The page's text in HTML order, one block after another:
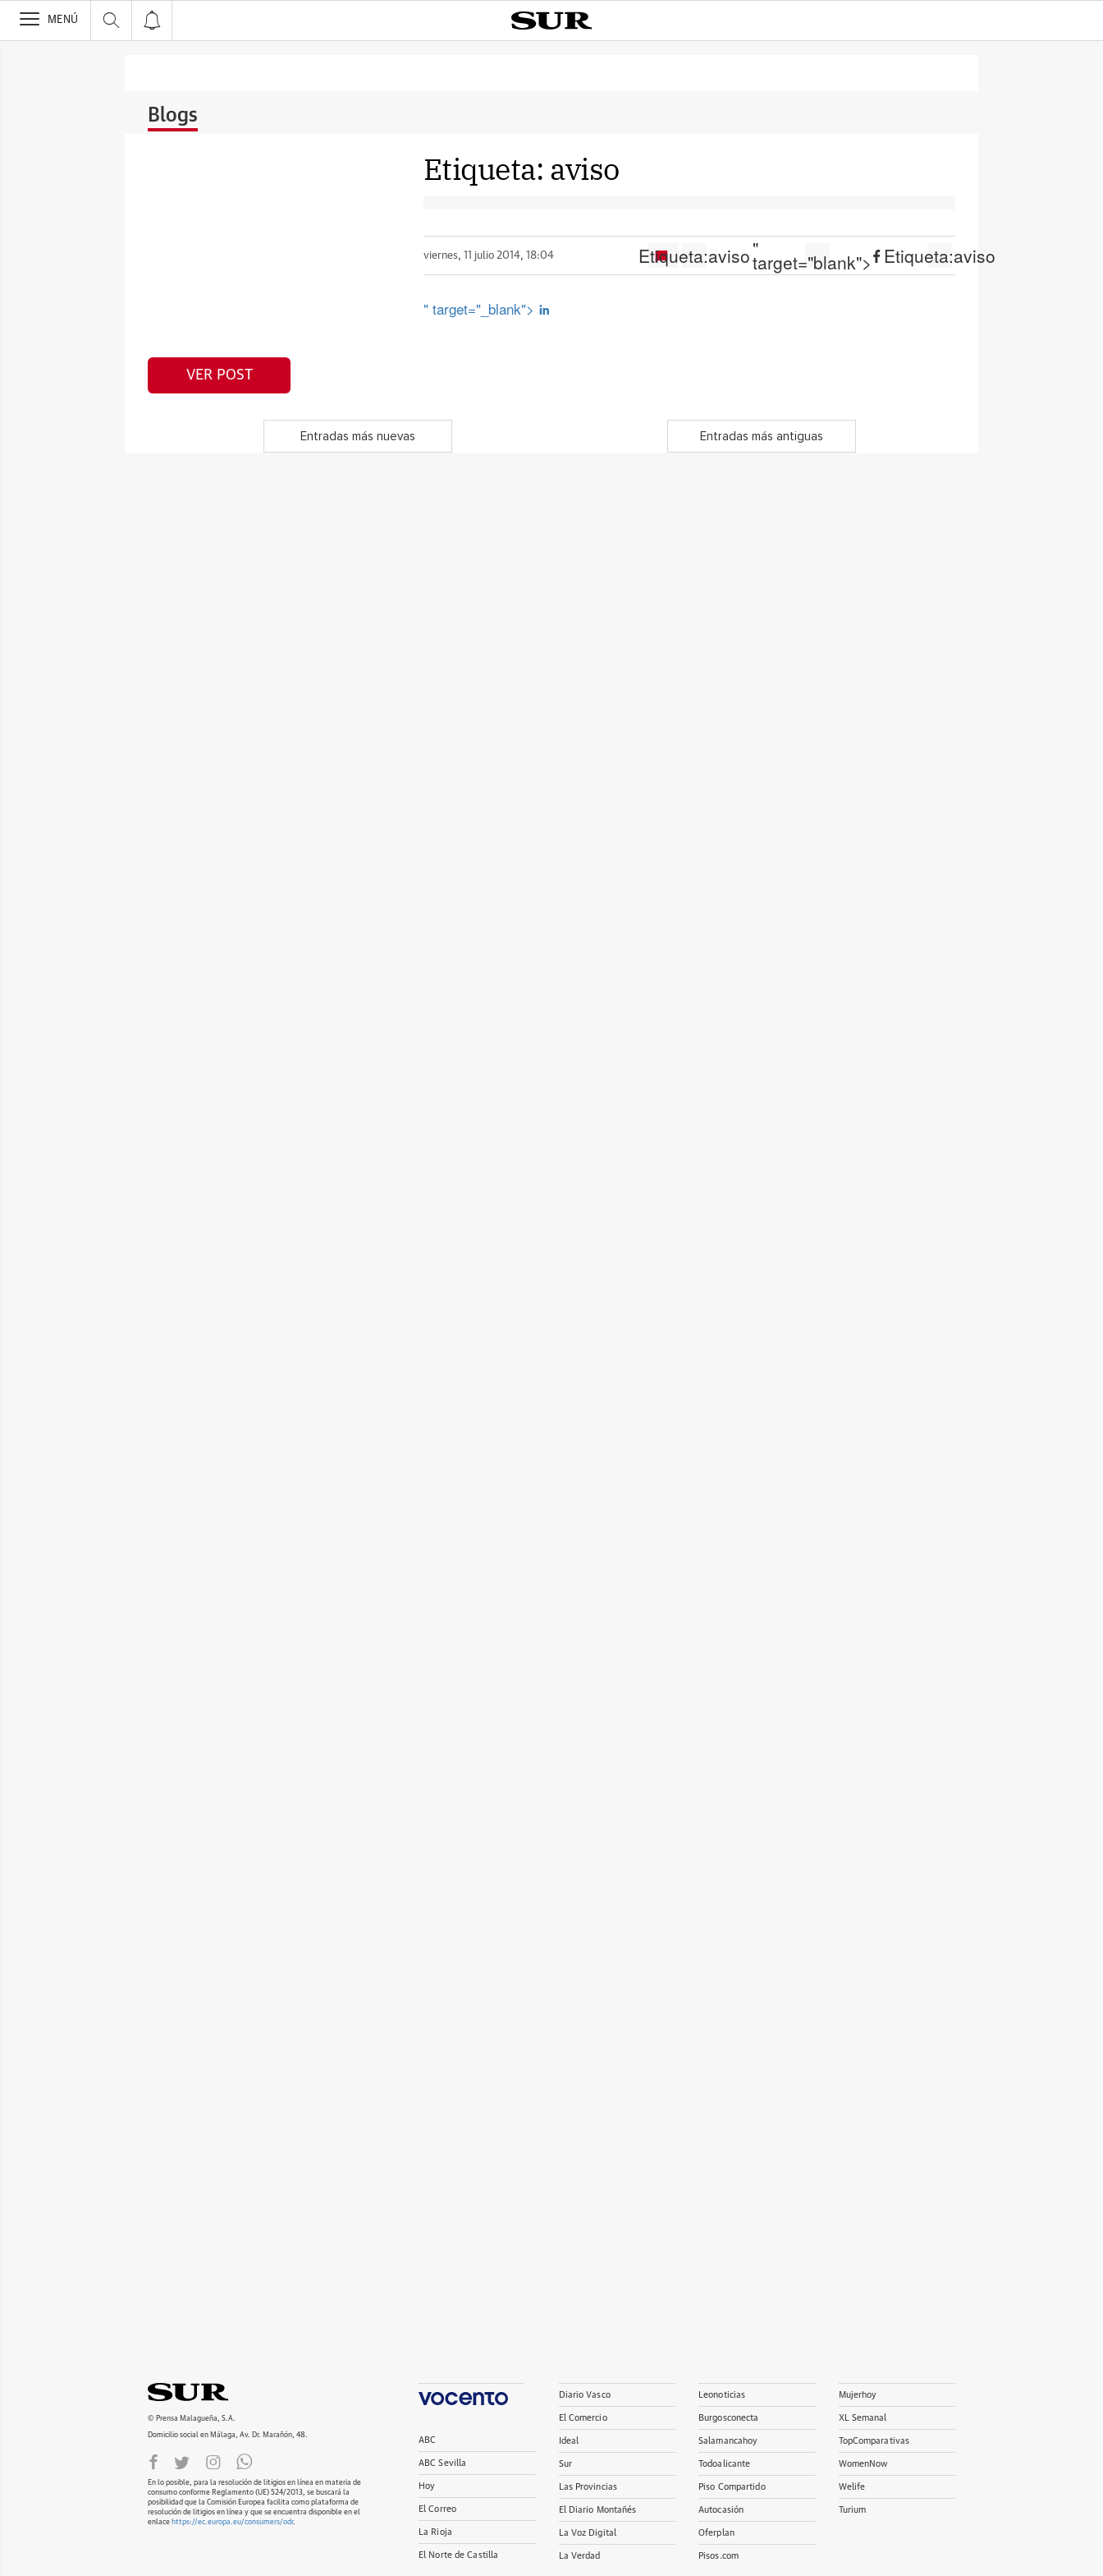
>
MENÚ
Blogs
Etiqueta: aviso
viernes, 11 julio 2014, 18:04 Etiqueta:aviso"
target="blank"> Etiqueta:aviso
" target="_blank">
VER POST
Entradas más nuevas Entradas más antiguas
© Prensa Malagueña, S.A.
Domicilio social en Málaga, Av. Dr. Marañón, 48.
En lo posible, para la resolución de litigios en línea en materia de
consumo conforme Reglamento (UE) 524/2013, se buscará la
posibilidad que la Comisión Europea facilita como plataforma de
resolución de litigios en línea y que se encuentra disponible en el
enlace https://ec.europa.eu/consumers/odr.
ABC
ABC Sevilla
Hoy
El Correo
La Rioja
El Norte de Castilla
Diario Vasco
El Comercio
Ideal
Sur
Las Provincias
El Diario Montañés
La Voz Digital
La Verdad
Leonoticias
Burgosconecta
Salamancahoy
Todoalicante
Piso Compartido
Autocasión
Oferplan
Pisos.com
Mujerhoy
XL Semanal
TopComparativas
WomenNow
Welife
Turium